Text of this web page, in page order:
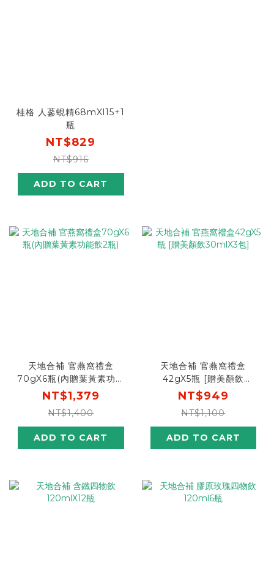
桂格 人蔘蜆精68mXl15+1
瓶
NT$829
NT$916
ADD TO CART
天地合補 官燕窩禮盒
70gX6瓶(內贈葉黃素功能
飲2瓶)
NT$1,379
NT$1,400
ADD TO CART
天地合補 官燕窩禮盒
42gX5瓶 [贈美顏飲
30mlX3包]
NT$949
NT$1,100
ADD TO CART